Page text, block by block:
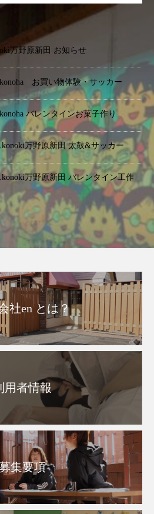
万野原新田 お知らせ
お買い物体験・サッカー
バレンタインお菓子作り
万野原新田 太鼓&サッカー
万野原新田 バレンタイン工作
社en とは？
用者情報
集要項